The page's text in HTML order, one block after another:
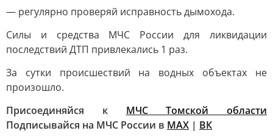
— регулярно проверяй исправность дымохода.
Силы и средства МЧС России для ликвидации
последствий ДТП привлекались 1 раз.
За сутки происшествий на водных объектах не
произошло.
Присоединяйся к МЧС Томской области
Подписывайся на МЧС России в MAX | ВК